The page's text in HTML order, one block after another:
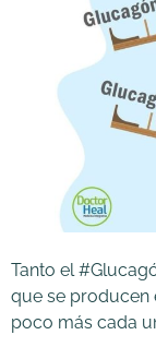
Tanto el
que se producen
poco más cada